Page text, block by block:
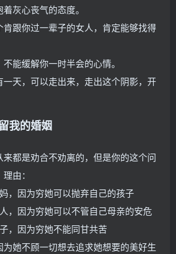
灰心丧气的态度。
跟你过一辈子的女人，肯定能够找得
能缓解你一时半会的心情。
天，可以走出来，走出这个阴影，开
我的婚姻
都是劝合不劝离的，但是你的这个问
由：
，因为穷她可以抛弃自己的孩子
，因为穷她可以不管自己母亲的安危
，因为穷她不能同甘共苦
她不顾一切想去追求她想要的美好生